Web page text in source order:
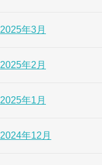
2025年3月
2025年2月
2025年1月
2024年12月